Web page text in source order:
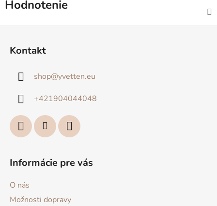
Hodnotenie
Kontakt
shop@yvetten.eu
+421904044048
Informácie pre vás
O nás
Možnosti dopravy